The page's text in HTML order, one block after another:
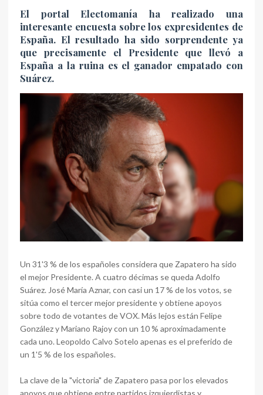
El portal Electomanía ha realizado una
interesante encuesta sobre los expresidentes de
España. El resultado ha sido sorprendente ya
que precisamente el Presidente que llevó a
España a la ruina es el ganador empatado con
Suárez.
Un 31'3 % de los españoles considera que Zapatero ha sido
el mejor Presidente. A cuatro décimas se queda Adolfo
Suárez. José María Aznar, con casi un 17 % de los votos, se
sitúa como el tercer mejor presidente y obtiene apoyos
sobre todo de votantes de VOX. Más lejos están Felipe
González y Mariano Rajoy con un 10 % aproximadamente
cada uno. Leopoldo Calvo Sotelo apenas es el preferido de
un 1'5 % de los españoles.
La clave de la "victoria" de Zapatero pasa por los elevados